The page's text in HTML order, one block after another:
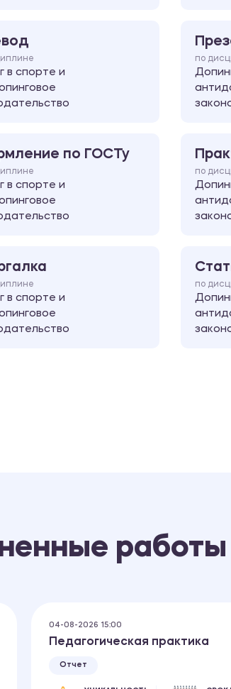
в спорте и
по
по ГОСТу
в спорте и
по
в спорте и
по
работы
04-08-2026 15:00
Педагогическая практика
Отчет